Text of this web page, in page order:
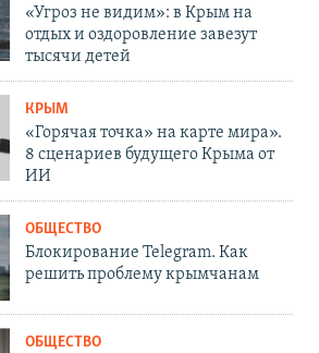
«Угроз не видим»: в Крым на
отдых и оздоровление завезут
тысячи детей
КРЫМ
«Горячая точка» на карте мира».
8 сценариев будущего Крыма от
ИИ
ОБЩЕСТВО
Блокирование Telegram. Как
решить проблему крымчанам
ОБЩЕСТВО